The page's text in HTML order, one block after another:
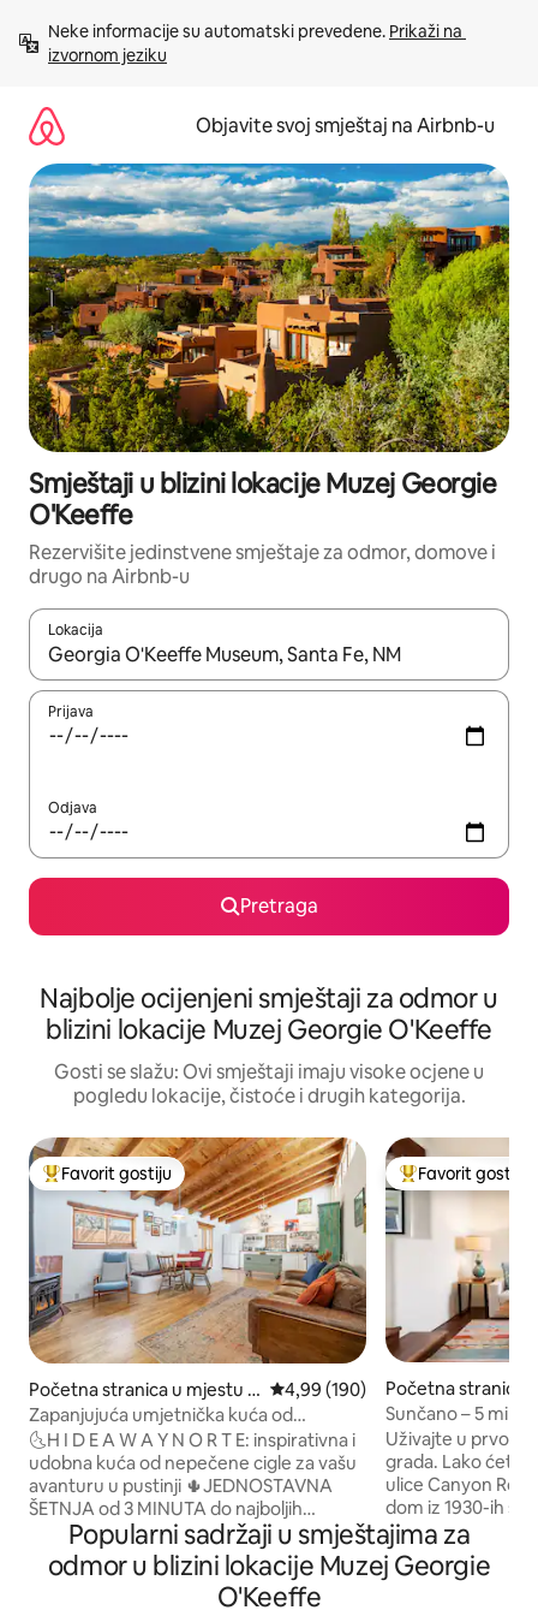
sadržaj
Neke informacije su automatski prevedene. Prikaži na
izvornom jeziku
Objavite svoj smještaj na Airbnb-u
Smještaji u blizini lokacije Muzej Georgie
O'Keeffe
Rezervišite jedinstvene smještaje za odmor, domove i
drugo na Airbnb-u
Lokacija
Kad su rezultati dostupni, možete da se krećete kroz njih
Prijava
Odjava
Pretraga
Najbolje ocijenjeni smještaji za odmor u
blizini lokacije Muzej Georgie O'Keeffe
Gosti se slažu: Ovi smještaji imaju visoke ocjene u
pogledu lokacije, čistoće i drugih kategorija.
Glavni favorit gostiju
Favorit gostiju
Početna stranica u mjestu S
anta Fe
prosječna ocjena 4,99 od 5,
4,99 (190)
Zapanjujuća umjetnička kuća od
nepečene cigle – odlična lokacija za
šetnju
🌜H I D E A W A Y N O R T E: inspirativna i
udobna kuća od nepečene cigle za vašu
avanturu u pustinji 🌵JEDNOSTAVNA
ŠETNJA od 3 MINUTA do najboljih
restorana, barova, kafića, butika,
bioskopa, poljoprivrednih i zanatskih
pijaca u Santa Feu. 🌵Voz direktno iz ABQ
+ preskočite iznajmljeni automobil 🌵
Glavni favorit
Favorit gostiju
Početna stranica
anta Fe
Sunčano – 5 min.
dvorište sa
Uživajte u
grada. Lako ćete
ulice Canyon Rd.
dom iz 1930-ih sa
sadržajima za
krevetima i
detaljima. Klima-
Popularni sadržaji u smještajima za
odmor u blizini lokacije Muzej Georgie
O'Keeffe